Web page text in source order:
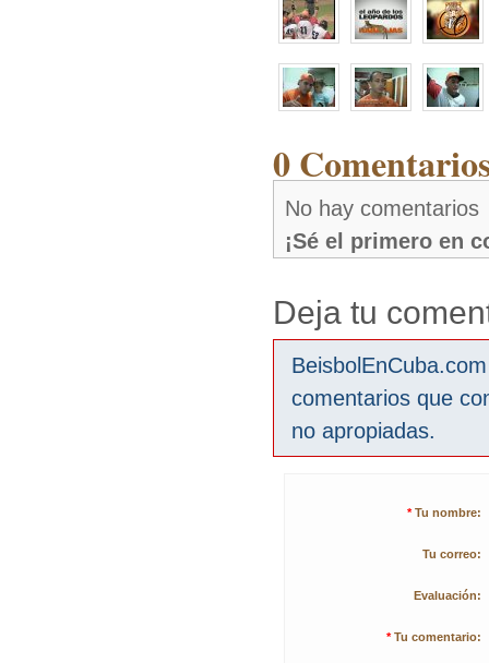
0
No hay comentarios
¡Sé el primero en
Deja tu
comentarios que
no apropiadas.
* Tu nombre:
Tu correo:
Evaluación:
* Tu comentario: